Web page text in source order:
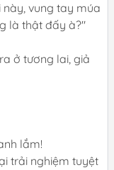
này, vung tay múa
là thật đấy à?"
ở tương lai, giả
lắm!
trải nghiệm tuyệt